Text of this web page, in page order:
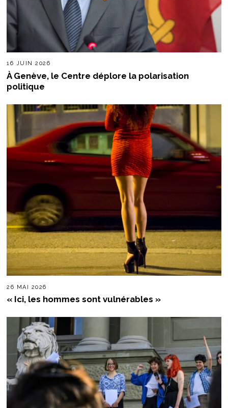
16 JUIN 2026
À Genève, le Centre déplore la polarisation
politique
26 MAI 2026
« Ici, les hommes sont vulnérables »